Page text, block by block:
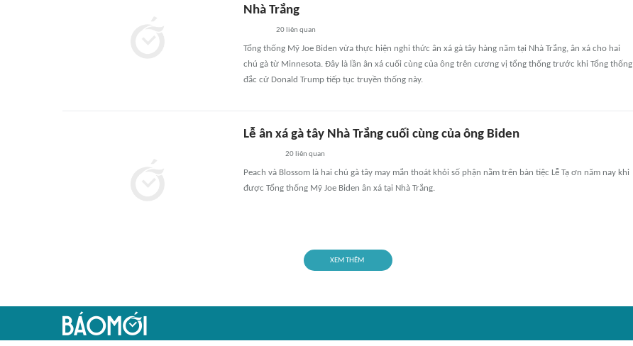
Nhà Trắng
20liên quan
Tổng thống Mỹ Joe Biden vừa thực hiện nghi thức ân xá gà tây hàng năm tại Nhà Trắng, ân xá cho hai
chú gà từ Minnesota. Đây là lần ân xá cuối cùng của ông trên cương vị tổng thống trước khi Tổng thống
đắc cử Donald Trump tiếp tục truyền thống này.
Lễ ân xá gà tây Nhà Trắng cuối cùng của ông Biden
20liên quan
Peach và Blossom là hai chú gà tây may mắn thoát khỏi số phận nằm trên bàn tiệc Lễ Tạ ơn năm nay khi
được Tổng thống Mỹ Joe Biden ân xá tại Nhà Trắng.
XEM THÊM